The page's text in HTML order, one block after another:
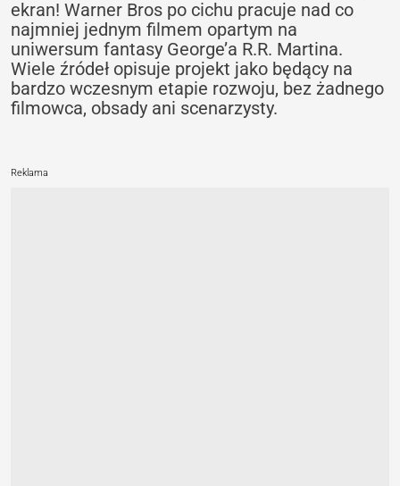
ekran! Warner Bros po cichu pracuje nad co
najmniej jednym filmem opartym na
uniwersum fantasy George’a R.R. Martina.
Wiele źródeł opisuje projekt jako będący na
bardzo wczesnym etapie rozwoju, bez żadnego
filmowca, obsady ani scenarzysty.
Reklama